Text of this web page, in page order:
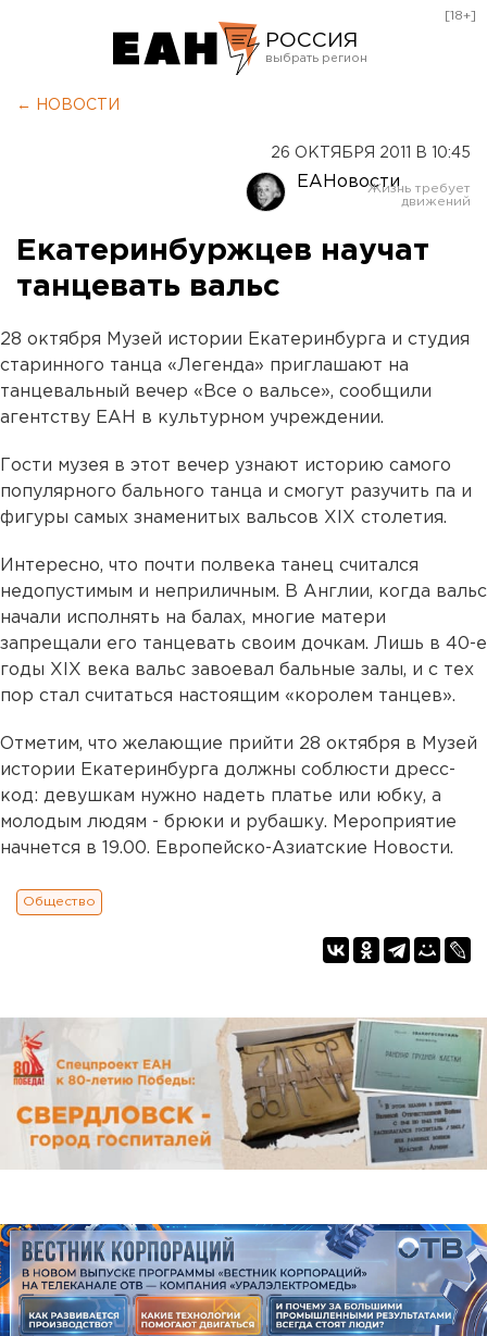
РОССИЯ
Оренбург
[18+]
← НОВОСТИ
26 ОКТЯБРЯ 2011 В 10:45
ЕАНовости
Екатеринбуржцев научат
танцевать вальс
28 октября Музей истории Екатеринбурга и студия
старинного танца «Легенда» приглашают на
танцевальный вечер «Все о вальсе», сообщили
агентству ЕАН в культурном учреждении.
Гости музея в этот вечер узнают историю самого
популярного бального танца и смогут разучить па и
фигуры самых знаменитых вальсов XIX столетия.
Интересно, что почти полвека танец считался
недопустимым и неприличным. В Англии, когда вальс
начали исполнять на балах, многие матери
запрещали его танцевать своим дочкам. Лишь в 40-е
годы XIX века вальс завоевал бальные залы, и с тех
пор стал считаться настоящим «королем танцев».
Отметим, что желающие прийти 28 октября в Музей
истории Екатеринбурга должны соблюсти дресс-
код: девушкам нужно надеть платье или юбку, а
молодым людям - брюки и рубашку. Мероприятие
начнется в 19.00. Европейско-Азиатские Новости.
Общество